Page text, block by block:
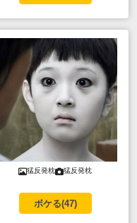
猛反発枕 猛反発枕
ボケる(47)